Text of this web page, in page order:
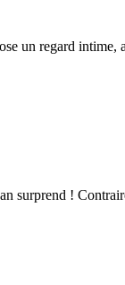
un regard
surprend !